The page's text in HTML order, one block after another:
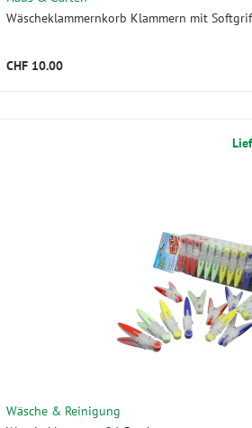
Wäscheklammernkorb Klammern mit
CHF 10.00
Wäsche & Reinigung